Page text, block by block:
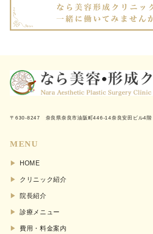
〒630-8247 奈良県奈良市油阪町446-14奈良安田ビル4階
MENU
HOME
クリニック紹介
院長紹介
診療メニュー
費用・料金案内